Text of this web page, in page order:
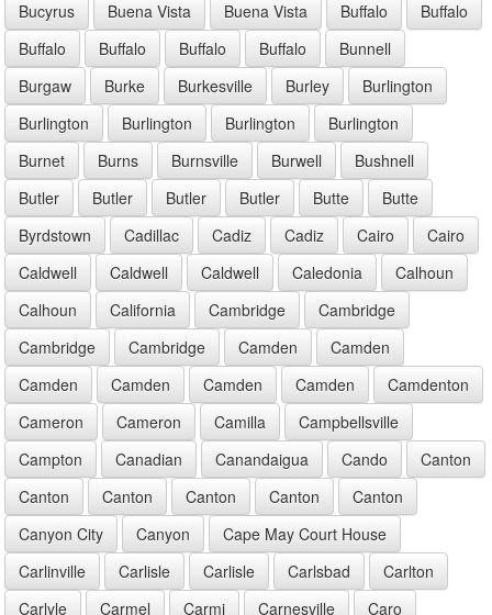
Bucyrus
Buena Vista Buena Vista Buffalo
Buffalo
Buffalo
Buffalo Buffalo Buffalo
Bunnell
Burgaw
Burke Burkesville Burley
Burlington
Burlington
Burlington Burlington
Burlington
Burnet
Burns Burnsville Burwell
Bushnell
Butler
Butler Butler Butler Butte
Butte
Byrdstown
Cadillac Cadiz Cadiz Cairo
Cairo
Caldwell
Caldwell Caldwell Caledonia
Calhoun
Calhoun
California Cambridge
Cambridge
Cambridge
Cambridge Camden
Camden
Camden
Camden Camden Camden
Camdenton
Cameron
Cameron Camilla
Campbellsville
Campton
Canadian Canandaigua Cando
Canton
Canton
Canton Canton Canton
Canton
Canyon City
Canyon
Cape May Court House
Carlinville
Carlisle Carlisle Carlsbad
Carlton
Carlyle
Carmel Carmi Carnesville Caro